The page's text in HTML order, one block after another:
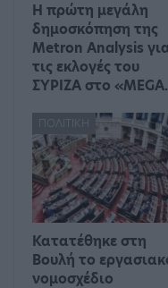
Η πρώτη μεγάλη
δημοσκόπηση της
Metron Analysis
τις εκλογές του
ΣΥΡΙΖΑ στο
ΠΟΛΙΤΙΚΉ
Κατατέθηκε στη
Βουλή το
νομοσχέδιο